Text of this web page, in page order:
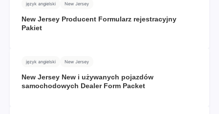
język angielski New Jersey
New Jersey Producent Formularz rejestracyjny
Pakiet
język angielski New Jersey
New Jersey New i używanych pojazdów
samochodowych Dealer Form Packet